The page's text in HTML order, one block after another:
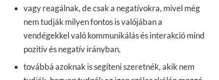
vagy reagálnak, de csak a negatívokra, mivel még
nem tudják milyen fontos is valójában a
vendégekkel való kommunikálás és interakció mind
pozitív és negatív irányban,
továbbá azoknak is segíteni szeretnék, akik nem